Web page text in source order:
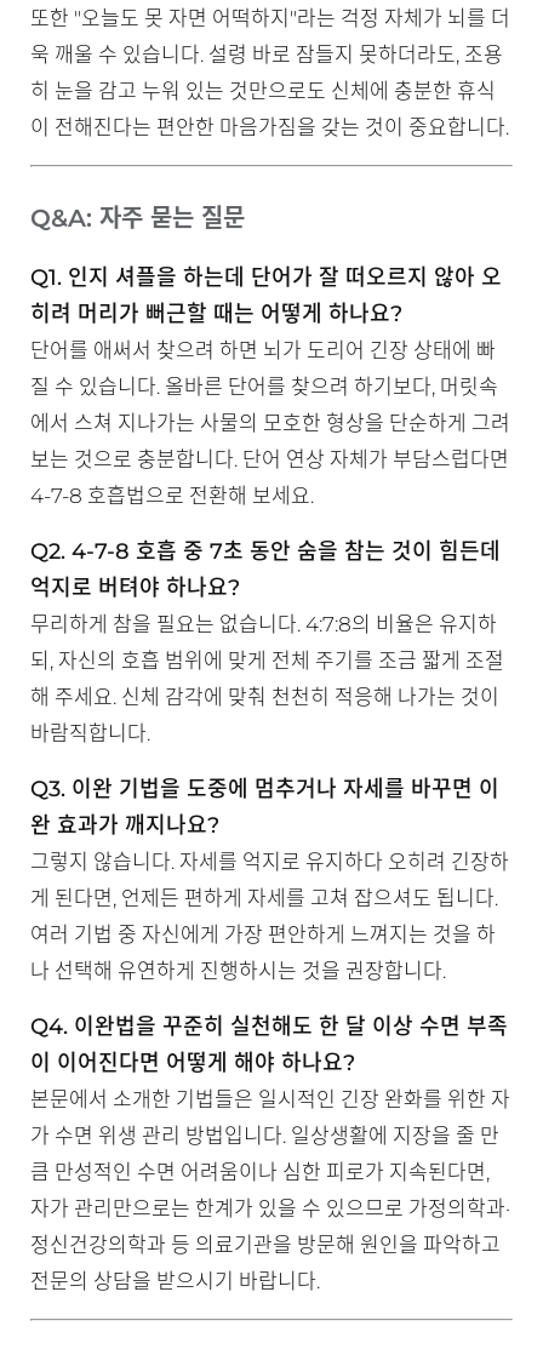
또한 "오늘도 못 자면 어떡하지"라는 걱정 자체가 뇌를 더
욱 깨울 수 있습니다. 설령 바로 잠들지 못하더라도, 조용
히 눈을 감고 누워 있는 것만으로도 신체에 충분한 휴식
이 전해진다는 편안한 마음가짐을 갖는 것이 중요합니다.
Q&A: 자주 묻는 질문
Q1. 인지 셔플을 하는데 단어가 잘 떠오르지 않아 오
히려 머리가 뻐근할 때는 어떻게 하나요?
단어를 애써서 찾으려 하면 뇌가 도리어 긴장 상태에 빠
질 수 있습니다. 올바른 단어를 찾으려 하기보다, 머릿속
에서 스쳐 지나가는 사물의 모호한 형상을 단순하게 그려
보는 것으로 충분합니다. 단어 연상 자체가 부담스럽다면
4-7-8 호흡법으로 전환해 보세요.
Q2. 4-7-8 호흡 중 7초 동안 숨을 참는 것이 힘든데
억지로 버텨야 하나요?
무리하게 참을 필요는 없습니다. 4:7:8의 비율은 유지하
되, 자신의 호흡 범위에 맞게 전체 주기를 조금 짧게 조절
해 주세요. 신체 감각에 맞춰 천천히 적응해 나가는 것이
바람직합니다.
Q3. 이완 기법을 도중에 멈추거나 자세를 바꾸면 이
완 효과가 깨지나요?
그렇지 않습니다. 자세를 억지로 유지하다 오히려 긴장하
게 된다면, 언제든 편하게 자세를 고쳐 잡으셔도 됩니다.
여러 기법 중 자신에게 가장 편안하게 느껴지는 것을 하
나 선택해 유연하게 진행하시는 것을 권장합니다.
Q4. 이완법을 꾸준히 실천해도 한 달 이상 수면 부족
이 이어진다면 어떻게 해야 하나요?
본문에서 소개한 기법들은 일시적인 긴장 완화를 위한 자
가 수면 위생 관리 방법입니다. 일상생활에 지장을 줄 만
큼 만성적인 수면 어려움이나 심한 피로가 지속된다면,
자가 관리만으로는 한계가 있을 수 있으므로 가정의학과·
정신건강의학과 등 의료기관을 방문해 원인을 파악하고
전문의 상담을 받으시기 바랍니다.